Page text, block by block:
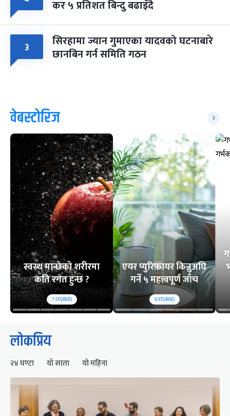
कर ५ प्रतिशत बिन्दु बढाइँदै
३ सिरहामा ज्यान गुमाएका यादवको घटनाबारे
छानबिन गर्न समिति गठन
वेबस्टोरिज
स्वस्थ मान्छेको शरीरमा
कति रगत हुन्छ ?
7STORIES
एयर प्युरिफायर किन्नुअघि
गर्ने ५ महत्त्वपूर्ण जाँच
6STORIES
लोकप्रिय
२४ घण्टा यो साता यो महिना